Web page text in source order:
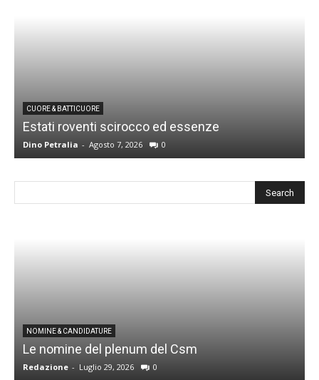
CUORE & BATTICUORE
Estati roventi scirocco ed essenze
Dino Petralia - Agosto 7, 2026 0
NOMINE & CANDIDATURE
Le nomine del plenum del Csm
Redazione - Luglio 29, 2026 0